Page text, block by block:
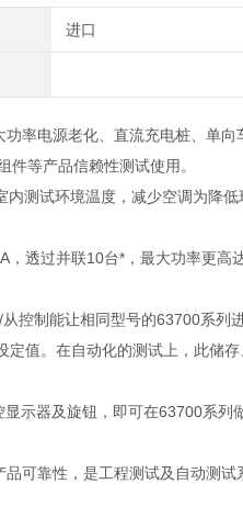
进口
率电源老化、直流充电桩、单向
等产品信赖性测试使用。
测试环境温度，减少空调为降
，透过并联10台* ，最大功率更高
/从控制能让相同型号的63700系列
定值。在自动化的测试上，此储
显示器及旋钮，即可在63700系列
可靠性，是工程测试及自动测试